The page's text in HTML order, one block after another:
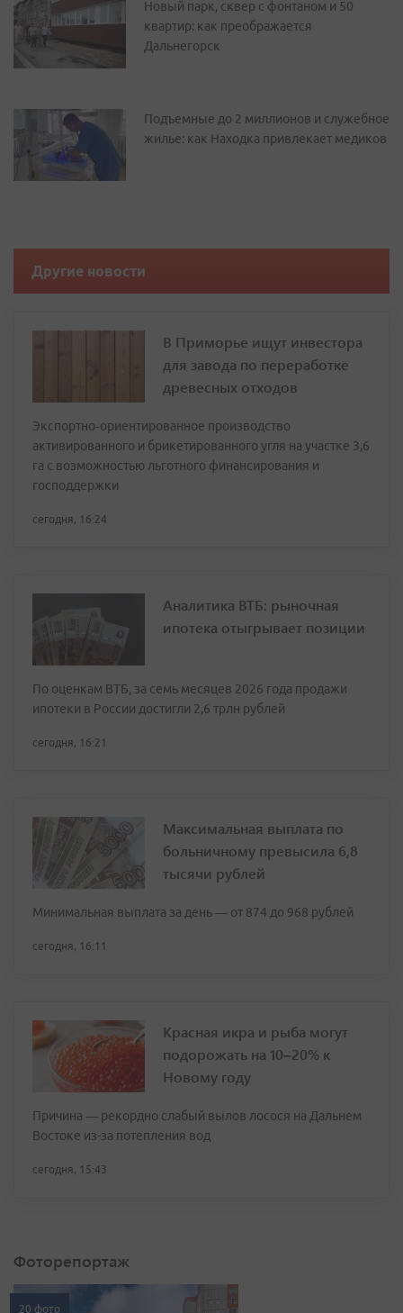
Новый парк, сквер с фонтаном и 50
квартир: как преображается
Дальнегорск
Подъемные до 2 миллионов и служебное
жилье: как Находка привлекает медиков
Другие новости
В Приморье ищут инвестора
для завода по переработке
древесных отходов
Экспортно‑ориентированное производство
активированного и брикетированного угля на участке 3,6
га с возможностью льготного финансирования и
господдержки
сегодня, 16:24
Аналитика ВТБ: рыночная
ипотека отыгрывает позиции
По оценкам ВТБ, за семь месяцев 2026 года продажи
ипотеки в России достигли 2,6 трлн рублей
сегодня, 16:21
Максимальная выплата по
больничному превысила 6,8
тысячи рублей
Минимальная выплата за день — от 874 до 968 рублей
сегодня, 16:11
Красная икра и рыба могут
подорожать на 10–20% к
Новому году
Причина — рекордно слабый вылов лосося на Дальнем
Востоке из-за потепления вод
сегодня, 15:43
Фоторепортаж
20 фото